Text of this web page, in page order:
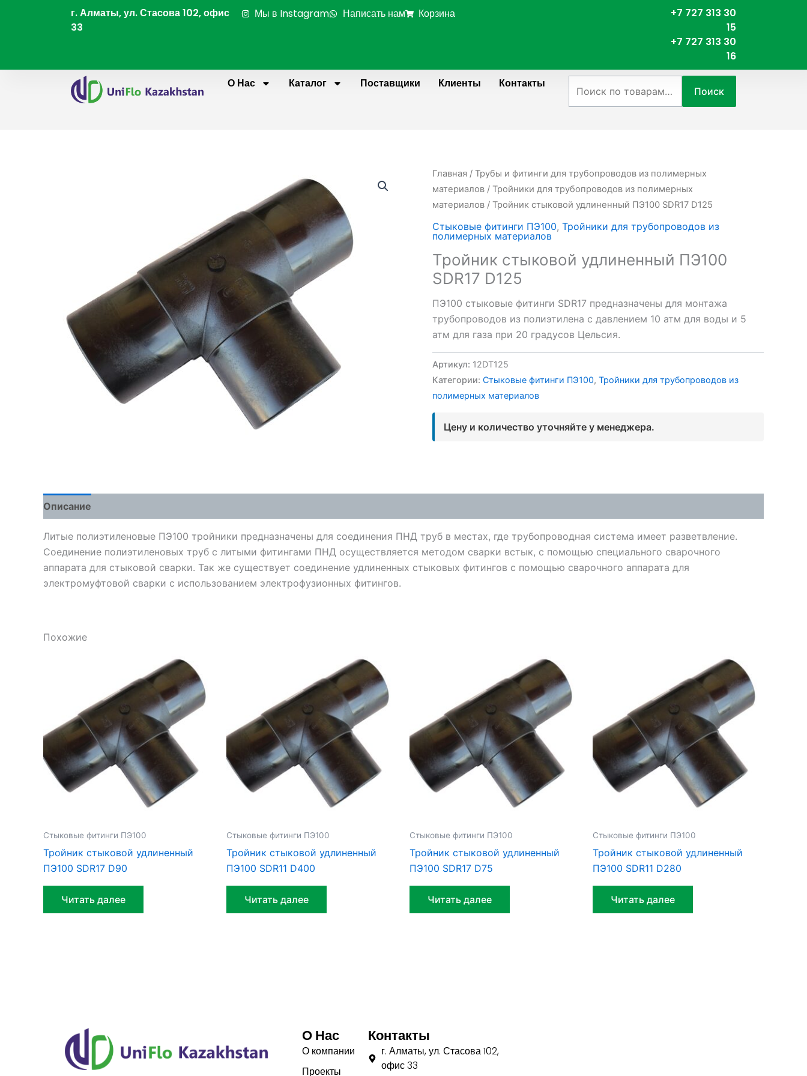
г. Алматы, ул. Стасова 102, офис
33
Мы в Instagram Написать нам Корзина
+7 727 313 30
15
+7 727 313 30
16
О Нас
Каталог Поставщики Клиенты Контакты
Поиск
Главная / Трубы и фитинги для трубопроводов из полимерных
материалов / Тройники для трубопроводов из полимерных
материалов / Тройник стыковой удлиненный ПЭ100 SDR17 D125
Стыковые фитинги ПЭ100, Тройники для трубопроводов из
полимерных материалов
Тройник стыковой удлиненный ПЭ100
SDR17 D125
ПЭ100 стыковые фитинги SDR17 предназначены для монтажа
трубопроводов из полиэтилена с давлением 10 атм для воды и 5
атм для газа при 20 градусов Цельсия.
Артикул: 12DT125
Категории: Стыковые фитинги ПЭ100, Тройники для трубопроводов из
полимерных материалов
Цену и количество уточняйте у менеджера.
Описание
Литые полиэтиленовые ПЭ100 тройники предназначены для соединения ПНД труб в местах, где трубопроводная система имеет разветвление.
Соединение полиэтиленовых труб с литыми фитингами ПНД осуществляется методом сварки встык, с помощью специального сварочного
аппарата для стыковой сварки. Так же существует соединение удлиненных стыковых фитингов с помощью сварочного аппарата для
электромуфтовой сварки с использованием электрофузионных фитингов.
Похожие
Стыковые фитинги ПЭ100
Тройник стыковой удлиненный
ПЭ100 SDR17 D90
Читать далее
Стыковые фитинги ПЭ100
Тройник стыковой удлиненный
ПЭ100 SDR11 D400
Читать далее
Стыковые фитинги ПЭ100
Тройник стыковой удлиненный
ПЭ100 SDR17 D75
Читать далее
Стыковые фитинги ПЭ100
Тройник стыковой удлиненный
ПЭ100 SDR11 D280
Читать далее
О Нас
О компании
Проекты
Контакты
г. Алматы, ул. Стасова 102,
офис 33